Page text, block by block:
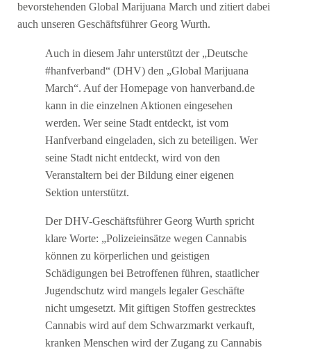
bevorstehenden Global Marijuana March und zitiert dabei
auch unseren Geschäftsführer Georg Wurth.
Auch in diesem Jahr unterstützt der „Deutsche
#hanfverband“ (DHV) den „Global Marijuana
March“. Auf der Homepage von hanverband.de
kann in die einzelnen Aktionen eingesehen
werden. Wer seine Stadt entdeckt, ist vom
Hanfverband eingeladen, sich zu beteiligen. Wer
seine Stadt nicht entdeckt, wird von den
Veranstaltern bei der Bildung einer eigenen
Sektion unterstützt.
Der DHV-Geschäftsführer Georg Wurth spricht
klare Worte: „Polizeieinsätze wegen Cannabis
können zu körperlichen und geistigen
Schädigungen bei Betroffenen führen, staatlicher
Jugendschutz wird mangels legaler Geschäfte
nicht umgesetzt. Mit giftigen Stoffen gestrecktes
Cannabis wird auf dem Schwarzmarkt verkauft,
kranken Menschen wird der Zugang zu Cannabis